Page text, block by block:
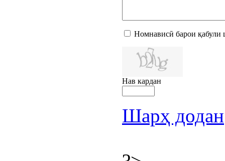
Номнависӣ барои қабули
Нав кардан
Шарҳ додан